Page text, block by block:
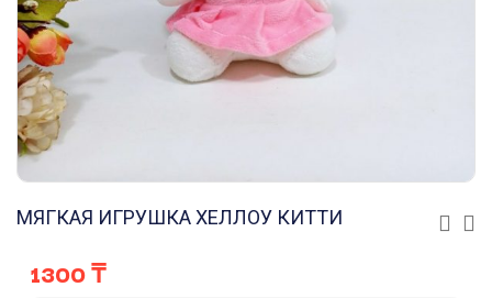
МЯГКАЯ ИГРУШКА ХЕЛЛОУ КИТТИ
1300₸